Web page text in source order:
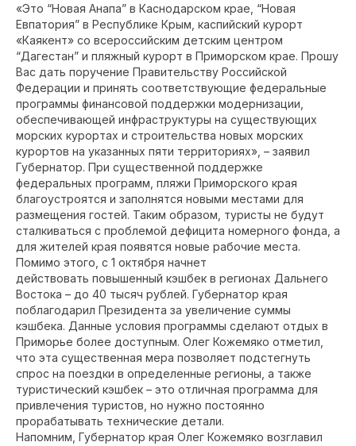
«Это “Новая Анапа” в Каснодарском крае, “Новая
Евпатория” в Республике Крым, каспийский курорт
«Каякент» со всероссийским детским центром
“Дагестан” и пляжный курорт в Приморском крае. Прошу
Вас дать поручение Правительству Российской
Федерации и принять соответствующие федеральные
программы финансовой поддержки модернизации,
обеспечивающей инфраструктуры на существующих
морских курортах и строительства новых морских
курортов на указанных пяти территориях», – заявил
Губернатор. При существенной поддержке
федеральных программ, пляжи Приморского края
благоустроятся и заполнятся новыми местами для
размещения гостей. Таким образом, туристы не будут
сталкиваться с проблемой дефицита номерного фонда, а
для жителей края появятся новые рабочие места.
Помимо этого, с 1 октября начнет
действовать повышенный кэшбек в регионах Дальнего
Востока – до 40 тысяч рублей. Губернатор края
поблагодарил Президента за увеличение суммы
кэшбека. Данные условия программы сделают отдых в
Приморье более доступным. Олег Кожемяко отметил,
что эта существенная мера позволяет подстегнуть
спрос на поездки в определенные регионы, а также
туристический кэшбек – это отличная программа для
привлечения туристов, но нужно постоянно
прорабатывать технические детали.
Напомним, Губернатор края Олег Кожемяко возглавил